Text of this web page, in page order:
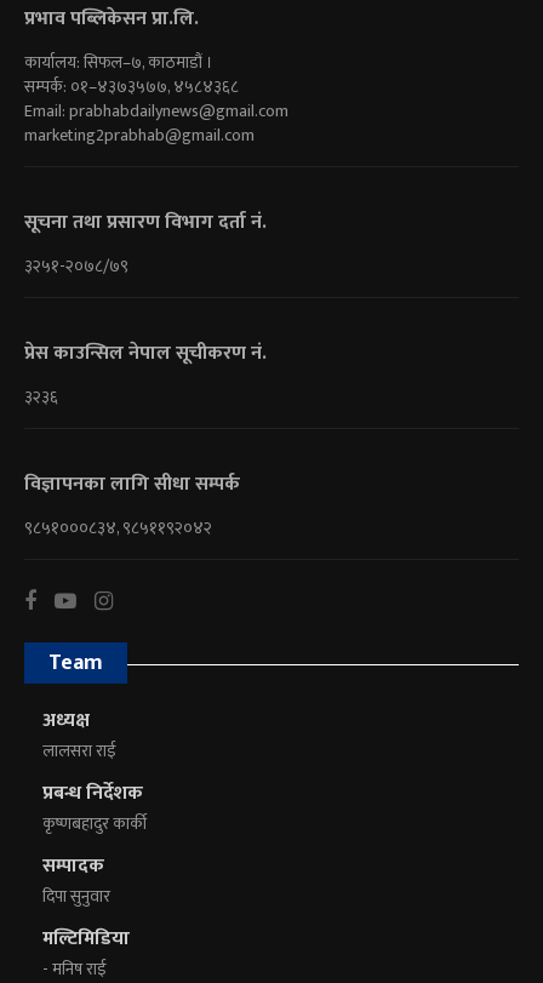
प्रभाव पब्लिकेसन प्रा.लि.
कार्यालय: सिफल–७, काठमाडौं ।
सम्पर्क: ०१–४३७३५७७, ४५८४३६८
Email:prabhabdailynews@gmail.com
marketing2prabhab@gmail.com
सूचना तथा प्रसारण विभाग दर्ता नं.
३२५१-२०७८/७९
प्रेस काउन्सिल नेपाल सूचीकरण नं.
३२३६
विज्ञापनका लागि सीधा सम्पर्क
९८५१०००८३४, ९८५११९२०४२
Team
अध्यक्ष
लालसरा राई
प्रबन्ध निर्देशक
कृष्णबहादुर कार्की
सम्पादक
दिपा सुनुवार
मल्टिमिडिया
- मनिष राई